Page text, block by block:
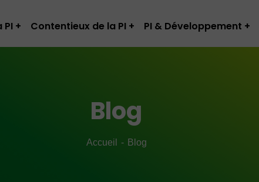
PI Contentieux de la PI PI & Développement
Blog
Accueil Blog